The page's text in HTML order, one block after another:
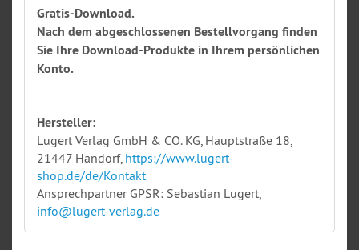
Gratis-Download.
Nach dem abgeschlossenen Bestellvorgang finden
Sie Ihre Download-Produkte in Ihrem persönlichen
Konto.
Hersteller:
Lugert Verlag GmbH & CO. KG, Hauptstraße 18,
21447 Handorf, https://www.lugert-
shop.de/de/Kontakt
Ansprechpartner GPSR: Sebastian Lugert,
info@lugert-verlag.de